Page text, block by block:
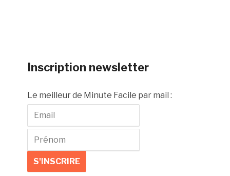
Inscription newsletter
Le meilleur de Minute Facile par mail :